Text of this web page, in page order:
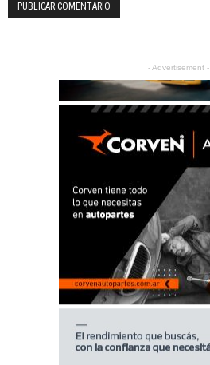
- Advertisement -